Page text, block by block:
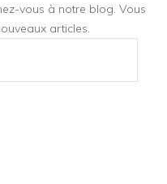
vous à notre blog. Vous
articles.